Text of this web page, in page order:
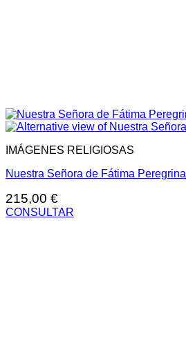
IMÁGENES RELIGIOSAS
Nuestra Señora de Fátima Peregrina
215,00 €
CONSULTAR